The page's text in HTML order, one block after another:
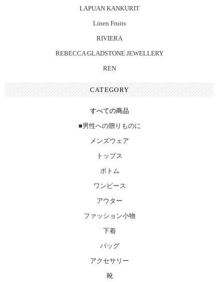
LAPUAN KANKURIT
Linen Fruits
RIVIERA
REBECCA GLADSTONE JEWELLERY
REN
CATEGORY
すべての商品
■男性への贈りものに
メンズウェア
トップス
ボトム
ワンピース
アウター
ファッション小物
下着
バッグ
アクセサリー
靴